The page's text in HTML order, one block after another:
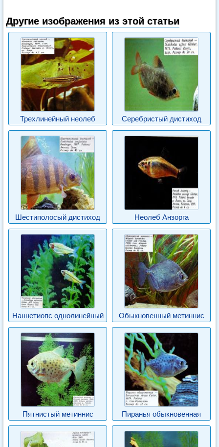
Другие изображения из этой статьи
Трехлинейный неолеб Серебристый дистиход
Шестиполосый дистиход Неолеб Анзорга
Наннетиопс однолинейный Обыкновенный метиннис
Пятнистый метиннис Пиранья обыкновенная